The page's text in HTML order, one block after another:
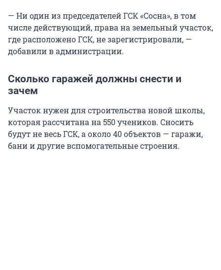
— Ни один из председателей ГСК «Сосна», в том
числе действующий, права на земельный участок,
где расположено ГСК, не зарегистрировали, —
добавили в администрации.
Сколько гаражей должны снести и
зачем
Участок нужен для строительства новой школы,
которая рассчитана на 550 учеников. Сносить
будут не весь ГСК, а около 40 объектов — гаражи,
бани и другие вспомогательные строения.